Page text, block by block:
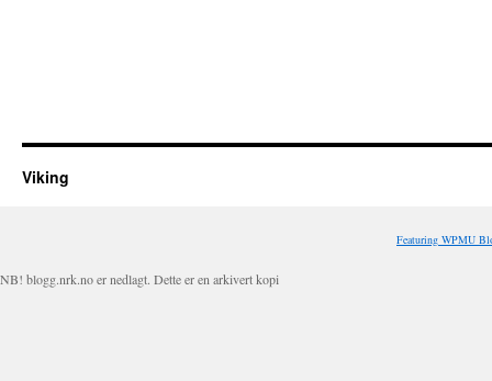
Viking
Featuring WPMU
NB! blogg.nrk.no er nedlagt. Dette er en arkivert kopi